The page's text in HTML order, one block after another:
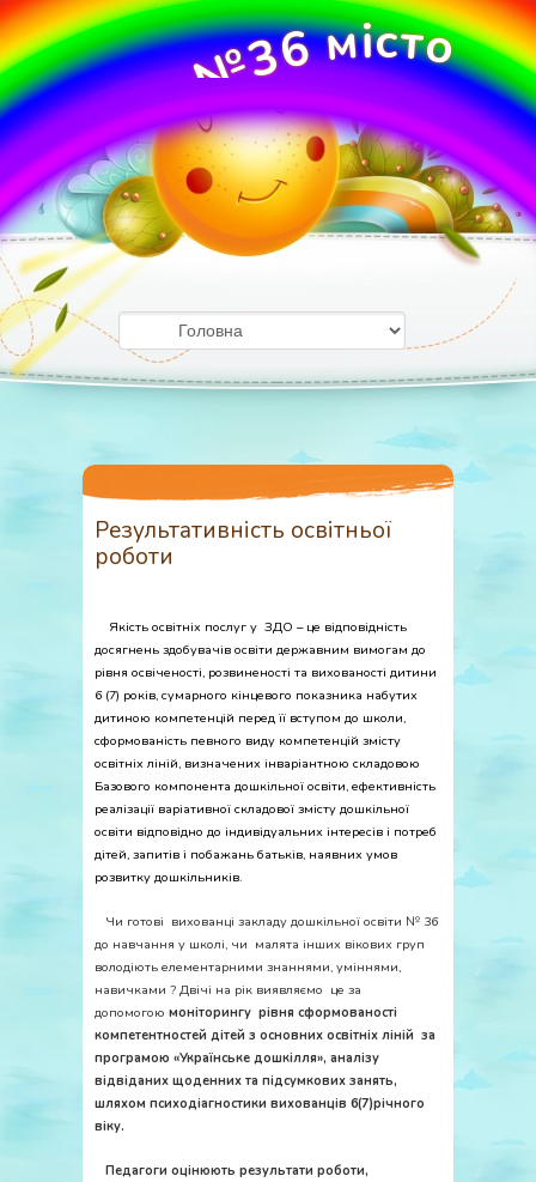
З
ДО№36місто
Ужг
ор
о
д
Результативність освітньої
роботи
Якість освітніх послуг у ЗДО – це відповідність
досягнень здобувачів освіти державним вимогам до
рівня освіченості, розвиненості та вихованості дитини
6 (7) років, сумарного кінцевого показника набутих
дитиною компетенцій перед її вступом до школи,
сформованість певного виду компетенцій змісту
освітніх ліній, визначених інваріантною складовою
Базового компонента дошкільної освіти, ефективність
реалізації варіативної складової змісту дошкільної
освіти відповідно до індивідуальних інтересів і потреб
дітей, запитів і побажань батьків, наявних умов
розвитку дошкільників.
Чи готові вихованці закладу дошкільної освіти № 36
до навчання у школі, чи малята інших вікових груп
володіють елементарними знаннями, уміннями,
навичками ? Двічі на рік виявляємо це за
допомогою моніторингу рівня сформованості
компетентностей дітей з основних освітніх ліній за
програмою «Українське дошкілля», аналізу
відвіданих щоденних та підсумкових занять,
шляхом психодіагностики вихованців 6(7)річного
віку.
Педагоги оцінюють результати роботи,